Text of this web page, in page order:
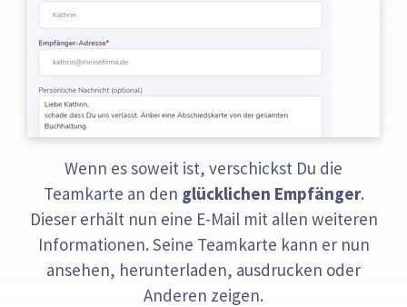
Wenn es soweit ist, verschickst Du die
Teamkarte an den glücklichen Empfänger.
Dieser erhält nun eine E-Mail mit allen weiteren
Informationen. Seine Teamkarte kann er nun
ansehen, herunterladen, ausdrucken oder
Anderen zeigen.